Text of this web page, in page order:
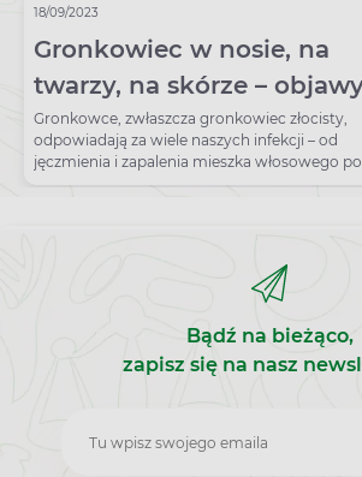
18/09/2023
Gronkowiec w nosie, na
twarzy, na skórze –
zakażenia, czy można je
wyleczyć?
Gronkowce, zwłaszcza gronkowiec złocisty,
odpowiadają za wiele naszych infekcji – od
jęczmienia i zapalenia mieszka włosowego po
zapalenie płuc czy sepsę.
Bądź na bieżąco,
zapisz się na nasz
Zapisz